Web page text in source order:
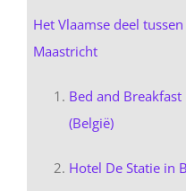
Het Vlaamse deel
Maastricht
Bed and
(België)
Hotel De Statie in